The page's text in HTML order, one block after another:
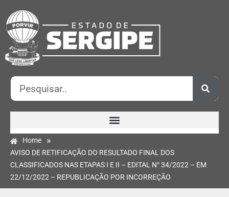
Home »
AVISO DE RETIFICAÇÃO DO RESULTADO FINAL DOS
CLASSIFICADOS NAS ETAPAS I E II – EDITAL N° 34/2022 – EM
22/12/2022 – REPUBLICAÇÃO POR INCORREÇÃO